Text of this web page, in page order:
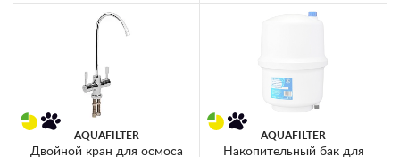
AQUAFILTER
Двойной кран для осмоса
AQUAFILTER
Накопительный бак для